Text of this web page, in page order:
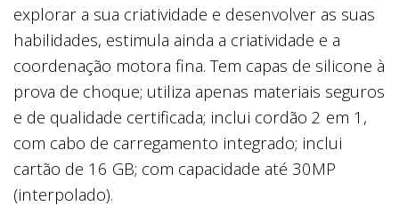
explorar a sua criatividade e desenvolver as suas
habilidades, estimula ainda a criatividade e a
coordenação motora fina. Tem capas de silicone à
prova de choque; utiliza apenas materiais seguros
e de qualidade certificada; inclui cordão 2 em 1,
com cabo de carregamento integrado; inclui
cartão de 16 GB; com capacidade até 30MP
(interpolado).